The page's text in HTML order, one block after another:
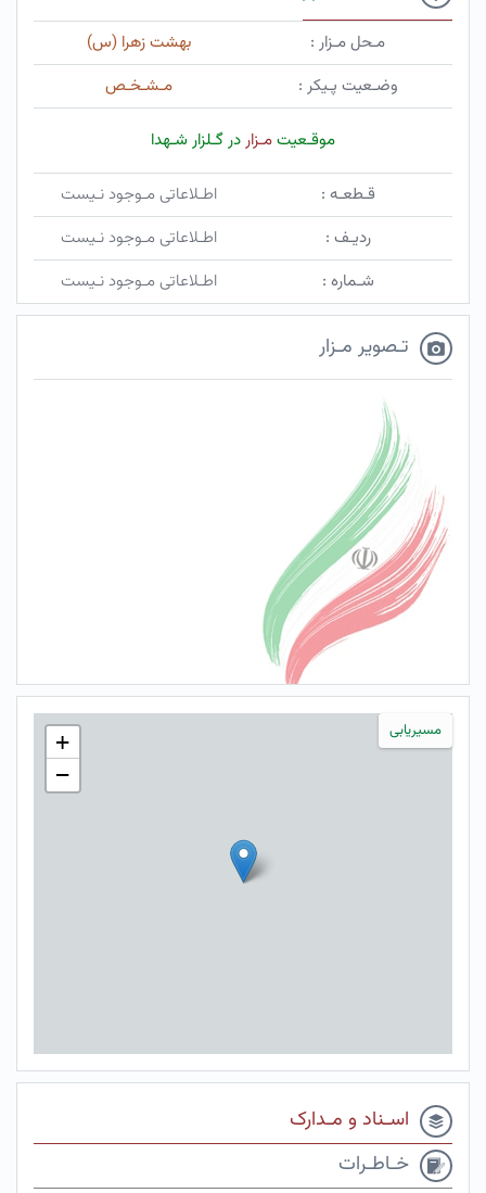
مـحل مـزار :
بهشت زهرا (س)
وضـعیت پـیکر :
مـشـخـص
موقـعیتمـزاردر گـلزار شـهدا
قـطعـه :
اطـلاعاتی مـوجود نـیست
ردیـف :
اطـلاعاتی مـوجود نـیست
شـماره :
اطـلاعاتی مـوجود نـیست
تـصویر مـزار
مسیریابی
+
−
اسـناد و مـدارک
خـاطـرات